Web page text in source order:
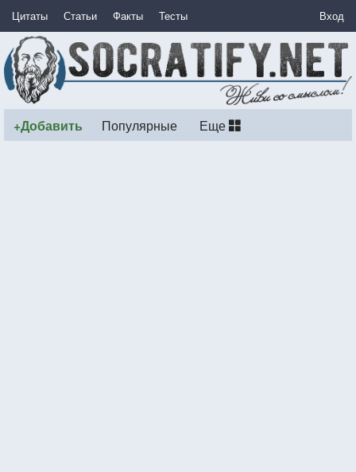
Цитаты Статьи Факты Тесты Вход
+Добавить Популярные Еще